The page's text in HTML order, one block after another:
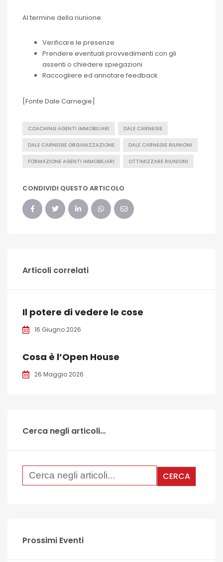
Al termine della riunione:
Verificare le presenze
Prendere eventuali provvedimenti con gli
assenti o chiedere spiegazioni
Raccogliere ed annotare feedback
[Fonte Dale Carnegie]
COACHING AGENTI IMMOBILIARI DALE CARNEGIE
DALE CARNEGIE ORGANIZZAZIONE DALE CARNEGIE RIUNIONI
FORMAZIONE AGENTI IMMOBILIARI OTTIMIZZARE RIUNIONI
CONDIVIDI QUESTO ARTICOLO
Articoli correlati
Il potere di vedere le cose
16 Giugno 2026
Cosa è l’Open House
26 Maggio 2026
Cerca negli articoli…
Prossimi Eventi